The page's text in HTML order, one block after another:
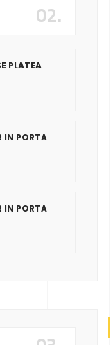
02.
PLATEA
IN PORTA
IN PORTA